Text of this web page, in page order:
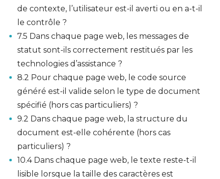
de contexte, l’utilisateur est-il averti ou en a-t-il
le contrôle ?
7.5 Dans chaque page web, les messages de
statut sont-ils correctement restitués par les
technologies d’assistance ?
8.2 Pour chaque page web, le code source
généré est-il valide selon le type de document
spécifié (hors cas particuliers) ?
9.2 Dans chaque page web, la structure du
document est-elle cohérente (hors cas
particuliers) ?
10.4 Dans chaque page web, le texte reste-t-il
lisible lorsque la taille des caractères est